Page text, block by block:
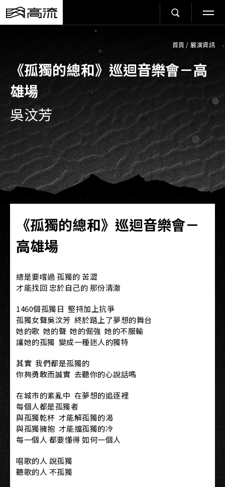
首頁 / 展演資訊
《孤獨的總和》巡迴音樂會－高
雄場
吳汶芳
《孤獨的總和》巡迴音樂會－
高雄場
總是要嚐過 孤獨的 苦澀
才能找回 忠於自己的 那份清澈
1460個孤獨日 堅持加上抗爭
孤獨女聲吳汶芳 終於踏上了夢想的舞台
她的歌 她的聲 她的倔強 她的不服輸
讓她的孤獨 變成一種迷人的獨特
其實 我們都是孤獨的
你夠勇敢而誠實 去聽你的心說話嗎
在城市的紊亂中 在夢想的追逐裡
每個人都是孤獨者
與孤獨乾杯 才能解孤獨的渴
與孤獨擁抱 才能擋孤獨的冷
每一個人 都要懂得 如何一個人
唱歌的人 說孤獨
聽歌的人 不孤獨